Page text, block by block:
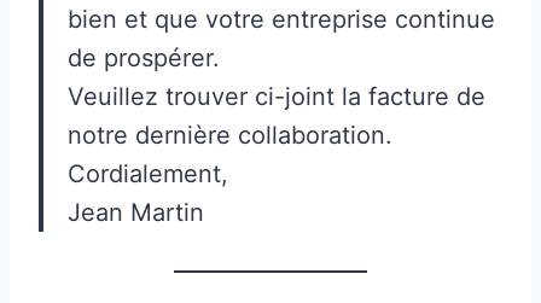
bien et que votre entreprise continue
de prospérer.
Veuillez trouver ci-joint la facture de
notre dernière collaboration.
Cordialement,
Jean Martin